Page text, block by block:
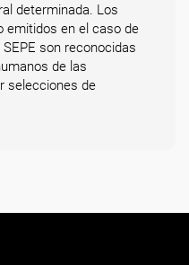
determinada. Los
emitidos en el caso de
son reconocidas
de las
selecciones de